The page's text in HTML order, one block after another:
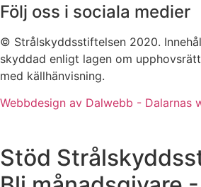
Följ oss i sociala medier
© Strålskyddsstiftelsen 2020.
skyddad enligt lagen om
med källhänvisning.
Webbdesign av Dalwebb - Dalarnas
Stöd